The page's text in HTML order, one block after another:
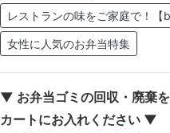
レストランの味をご家庭で！【
女性に人気のお弁当特集
▼ お弁当ゴミの回収・廃棄
カートにお入れください ▼